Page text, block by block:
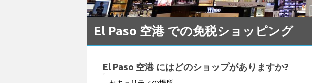
El Paso 空港 での免税ショッピング
El Paso 空港 にはどのショップがありますか?